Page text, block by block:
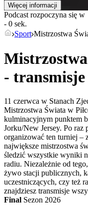
Więcej informacji
Podcast rozpoczyna się w
- 0 sek.
Sport Mistrzostwa
-
11 czerwca w Stanach
Mistrzostwa Świata w
kulminacyjnym punktem
Jorku/New Jersey. Po
organizować ten turniej –
największe mistrzostwa
śledzić wszystkie wyniki
radiu. Niezależnie od
żywo stacji publicznych,
uczestniczących, czy też
znajdziesz transmisje
Final Sezon 2026